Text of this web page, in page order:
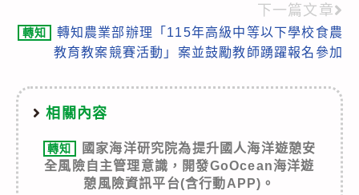
下一篇文章
轉知
轉知農業部辦理「115年高級中等以下學校食農
教育教案競賽活動」案並鼓勵教師踴躍報名參加
相關內容
轉知
國家海洋研究院為提升國人海洋遊憩安
全風險自主管理意識，開發GoOcean海洋遊
憩風險資訊平台(含行動APP)。